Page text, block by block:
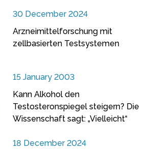
30 December 2024
Arzneimittelforschung mit
zellbasierten Testsystemen
15 January 2003
Kann Alkohol den
Testosteronspiegel steigern? Die
Wissenschaft sagt: „Vielleicht“
18 December 2024